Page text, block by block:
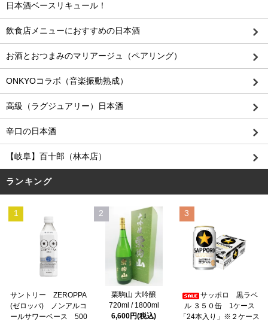
日本酒ベースリキュール！
飲食店メニューにおすすめの日本酒
お酒とおつまみのマリアージュ（ペアリング）
ONKYOコラボ（音楽振動熟成）
高級（ラグジュアリー）日本酒
辛口の日本酒
【岐阜】百十郎（林本店）
ランキング
1
サントリー ZEROPPA
(ゼロッパ) ノンアルコ
ールサワーベース 500
2
栗駒山 大吟醸
720ml / 1800ml
6,600円(税込)
3
サッポロ 黒ラベ
ル ３５０缶 1ケース
「24本入り」※２ケース